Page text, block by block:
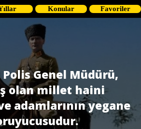
Konular Favoriler
Genel Müdürü,
olan millet haini
adamlarının yegane